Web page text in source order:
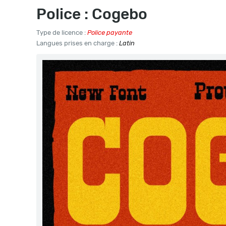
Police : Cogebo
Type de licence : Police payante
Langues prises en charge : Latin